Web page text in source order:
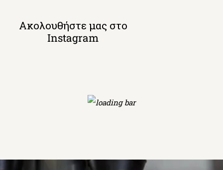
Ακολουθήστε μας στο
Instagram